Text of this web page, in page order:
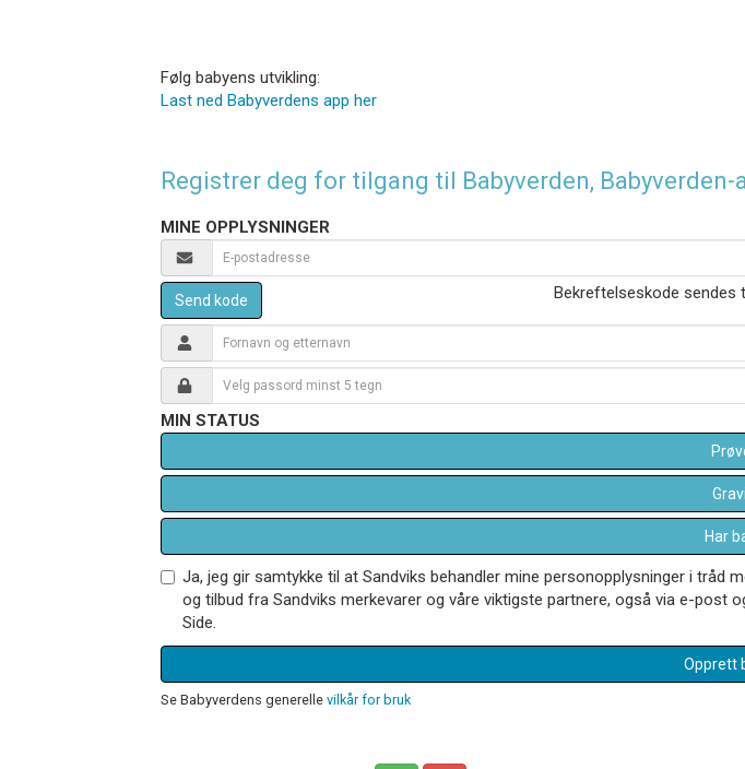
Følg babyens utvikling:
Last ned Babyverdens app her
Registrer deg for tilgang til Babyverden, Babyverden-
MINE OPPLYSNINGER
Send kode Bekreftelseskode sendes
MIN STATUS
Har
Ja, jeg gir samtykke til at Sandviks behandler mine personopplysninger i tråd
og tilbud fra Sandviks merkevarer og våre viktigste partnere, også via e-post
Side.
Opprett
Se Babyverdens generelle vilkår for bruk